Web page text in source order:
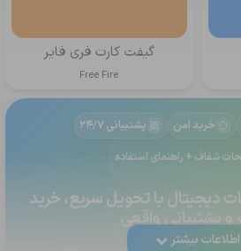
گیفت کارت فری فایر
Free Fire
خرید امن
پشتیبانی ۲۴/۷
شفاف + راهنمای استفاده
دیجیتال با تحویل سریع، خرید
پشتیبانی واقعی
اطلاعات بیشتر